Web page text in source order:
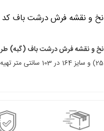
نخ و نقشه فرش درشت باف کد 8
نخ و نقشه فرش درشت باف (گبه)
25) و سایز 164 در 103 سانتی متر تهیه شده از پشم درجه یک همراه با نقشه کامپیوتری و صوتی